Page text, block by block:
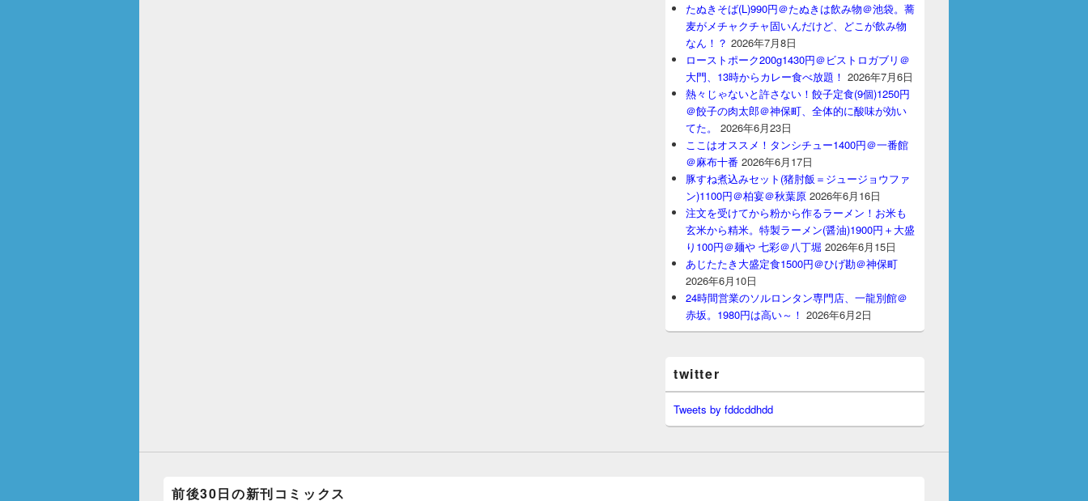
たぬきそば(L)990円＠たぬきは飲み物＠池袋。蕎
麦がメチャクチャ固いんだけど、どこが飲み物
なん！？ 2026年7月8日
ローストポーク200g1430円＠ビストロガブリ＠
大門、13時からカレー食べ放題！ 2026年7月6日
熱々じゃないと許さない！餃子定食(9個)1250円
＠餃子の肉太郎＠神保町、全体的に酸味が効い
てた。
2026年6月23日
ここはオススメ！タンシチュー1400円＠一番館
＠麻布十番 2026年6月17日
豚すね煮込みセット(猪肘飯＝ジュージョウファ
ン)1100円＠柏宴＠秋葉原 2026年6月16日
注文を受けてから粉から作るラーメン！お米も
玄米から精米。特製ラーメン(醤油)1900円＋大盛
り100円＠麺や 七彩＠八丁堀 2026年6月15日
あじたたき大盛定食1500円＠ひげ勘＠神保町
2026年6月10日
24時間営業のソルロンタン専門店、一龍別館＠
赤坂。1980円は高い～！ 2026年6月2日
twitter
Tweets by fddcddhdd
前後30日の新刊コミックス